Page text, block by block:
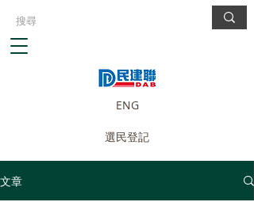
ENG
選民登記
文章